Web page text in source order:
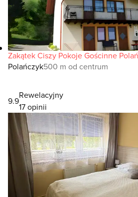
Zakątek Ciszy Pokoje Gościnne
Polańczyk500 m od centrum
9.9
Rewelacyjny
17 opinii